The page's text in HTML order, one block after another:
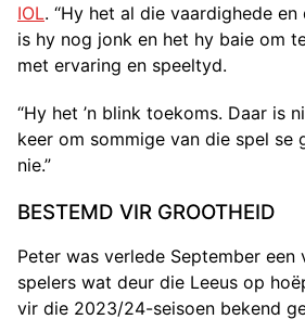
IOL. “Hy het al die vaardighede
is hy nog jonk en het hy baie om
met ervaring en speeltyd.
“Hy het ’n blink toekoms. Daar is
keer om sommige van die spel se
nie.”
BESTEMD VIR GROOTHEID
Peter was verlede September een
spelers wat deur die Leeus op
vir die 2023/24-seisoen bekend